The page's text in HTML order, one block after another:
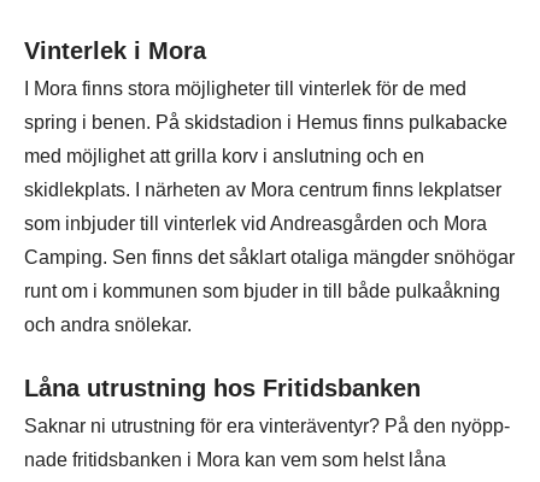
Vinterlek i Mora
I Mora finns stora möjligheter till vinterlek för de med
spring i benen. På skidstadion i Hemus finns pulkabacke
med möjlighet att grilla korv i anslutning och en
skidlekplats. I närheten av Mora centrum finns lekplatser
som inbjuder till vinterlek vid Andreasgården och Mora
Camping. Sen finns det såklart otaliga mängder snöhögar
runt om i kommunen som bjuder in till både pulkaåkning
och andra snölekar.
Låna utrustning hos Fritidsbanken
Saknar ni utrustning för era vinteräventyr? På den nyöpp­
nade fritidsbanken i Mora kan vem som helst låna